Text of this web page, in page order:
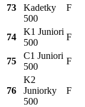
73
Kadetky
500
F
74
K1 Juniori
500
F
75
C1 Juniori
500
F
76
K2
Juniorky
500
F